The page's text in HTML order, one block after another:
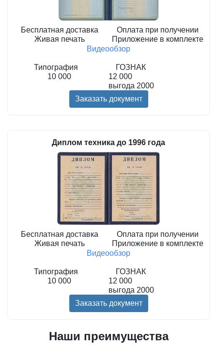
Бесплатная доставка
Живая печать
Оплата при получении
Приложение в комплекте
Видеообзор
Типография
ГОЗНАК
10 000
12 000
выгода 2000
Заказать документ
Диплом техника до 1996 года
Бесплатная доставка
Живая печать
Оплата при получении
Приложение в комплекте
Видеообзор
Типография
ГОЗНАК
10 000
12 000
выгода 2000
Заказать документ
Наши преимущества